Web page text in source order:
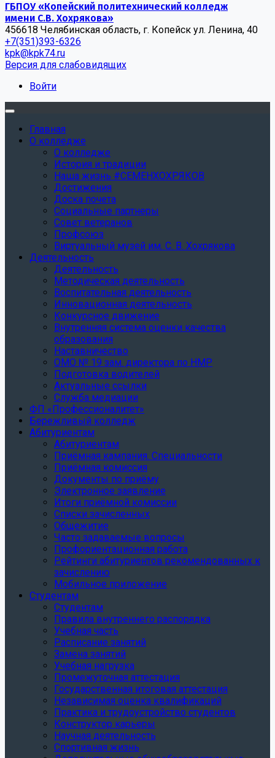
ГБПОУ «Копейский политехнический колледж
имени С.В. Хохрякова»
456618 Челябинская область, г. Копейск ул. Ленина, 40
+7(351)393-6326
kpk@kpk74.ru
Версия для слабовидящих
Войти
Главная
О колледже
О колледже
История и традиции
Наша жизнь #СЕМЕНХОХРЯКОВ
Достижения
Доска почета
Социальные партнеры
Совет ветеранов
Профсоюз
Виртуальный музей им. С. В. Хохрякова
Деятельность
Деятельность
Методическая деятельность
Воспитательная деятельность
Инновационная деятельность
Конкурсное движение
Внутренняя система оценки качества
образования
Наставничество
ОМО № 19 зам. директора по НМР
Подготовка водителей
Актуальные ссылки
Служба медиации
ФП «Профессионалитет»
Бережливый колледж
Абитуриентам
Абитуриентам
Приёмная кампания. Специальности
Приёмная комиссия
Документы по приёму
Электронное заявление
Итоги приёмной комиссии
Списки зачисленных
Общежитие
Часто задаваемые вопросы
Профориентационная работа
Рейтинги абитуриентов рекомендованных к
зачислению
Мобильное приложение
Студентам
Студентам
Правила внутреннего распорядка
Учебная часть
Расписание занятий
Замена занятий
Учебная нагрузка
Промежуточная аттестация
Государственная итоговая аттестация
Независимая оценка квалификаций
Практика и трудоустройство студентов
Конструктор карьеры
Научная деятельность
Спортивная жизнь